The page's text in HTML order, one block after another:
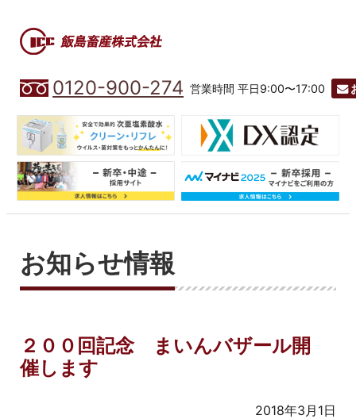
0120-900-274 営業時間 平日9:00〜17:00
お知らせ情報
２００回記念 まいんバザール開
催します
2018年3月1日